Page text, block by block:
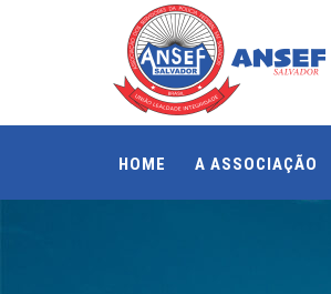
HOME A ASSOCIAÇÃO